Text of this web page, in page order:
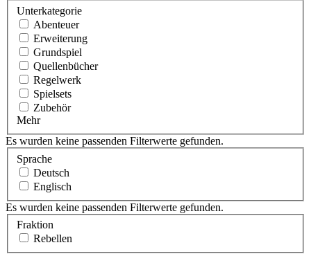
Unterkategorie
Abenteuer
Erweiterung
Grundspiel
Quellenbücher
Regelwerk
Spielsets
Zubehör
Mehr
Es wurden keine passenden Filterwerte gefunden.
Sprache
Deutsch
Englisch
Es wurden keine passenden Filterwerte gefunden.
Fraktion
Rebellen